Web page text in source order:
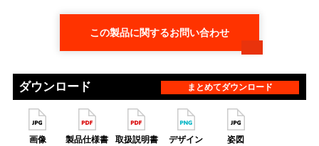
この製品に関するお問い合わせ
ダウンロード まとめてダウンロード
画像 製品仕様書 取扱説明書
デザイン
姿図